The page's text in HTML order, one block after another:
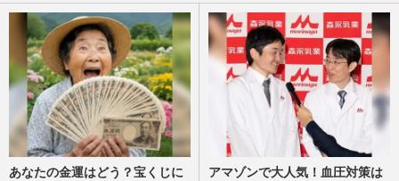
あなたの金運はどう？宝くじに
アマゾンで大人気！血圧対策は